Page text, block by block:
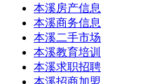
本溪房产信息
本溪商务信息
本溪二手市场
本溪教育培训
本溪求职招聘
本溪招商加盟